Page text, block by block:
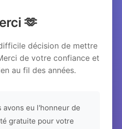
🫶
décision de mettre
de votre confiance et
au fil des années.
avons eu l'honneur de
gratuite pour votre